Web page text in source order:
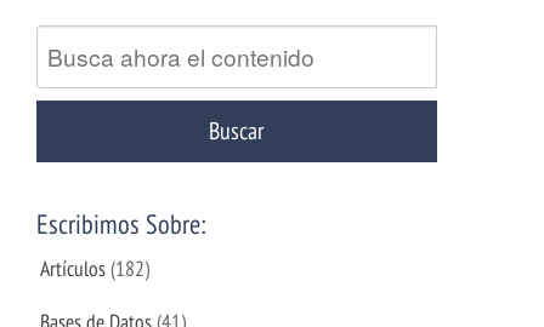
Escribimos Sobre:
Artículos (182)
Bases de Datos (41)